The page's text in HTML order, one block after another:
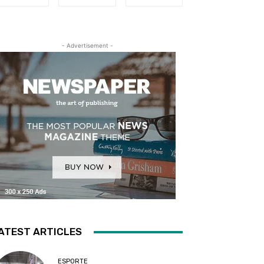
- Advertisement -
ARTICLES
ESPORTE